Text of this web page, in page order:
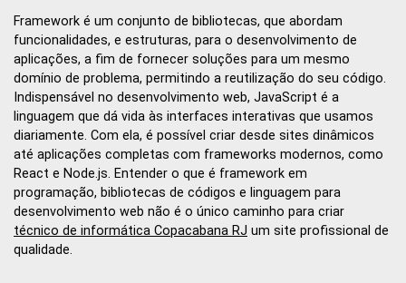
Framework é um conjunto de bibliotecas, que abordam
funcionalidades, e estruturas, para o desenvolvimento de
aplicações, a fim de fornecer soluções para um mesmo
domínio de problema, permitindo a reutilização do seu código.
Indispensável no desenvolvimento web, JavaScript é a
linguagem que dá vida às interfaces interativas que usamos
diariamente. Com ela, é possível criar desde sites dinâmicos
até aplicações completas com frameworks modernos, como
React e Node.js. Entender o que é framework em
programação, bibliotecas de códigos e linguagem para
desenvolvimento web não é o único caminho para criar
técnico de informática Copacabana RJ um site profissional de
qualidade.